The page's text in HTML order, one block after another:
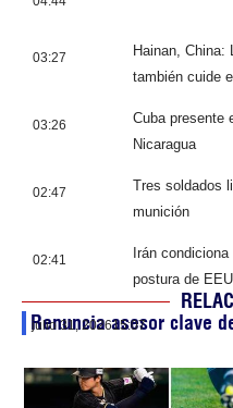
03:27
Hainan, China:
también cuide
03:26
Cuba presente
Nicaragua
02:47
Tres soldados
munición
02:41
Irán
postura de
Renuncia asesor clave
julio 31, 202615:07